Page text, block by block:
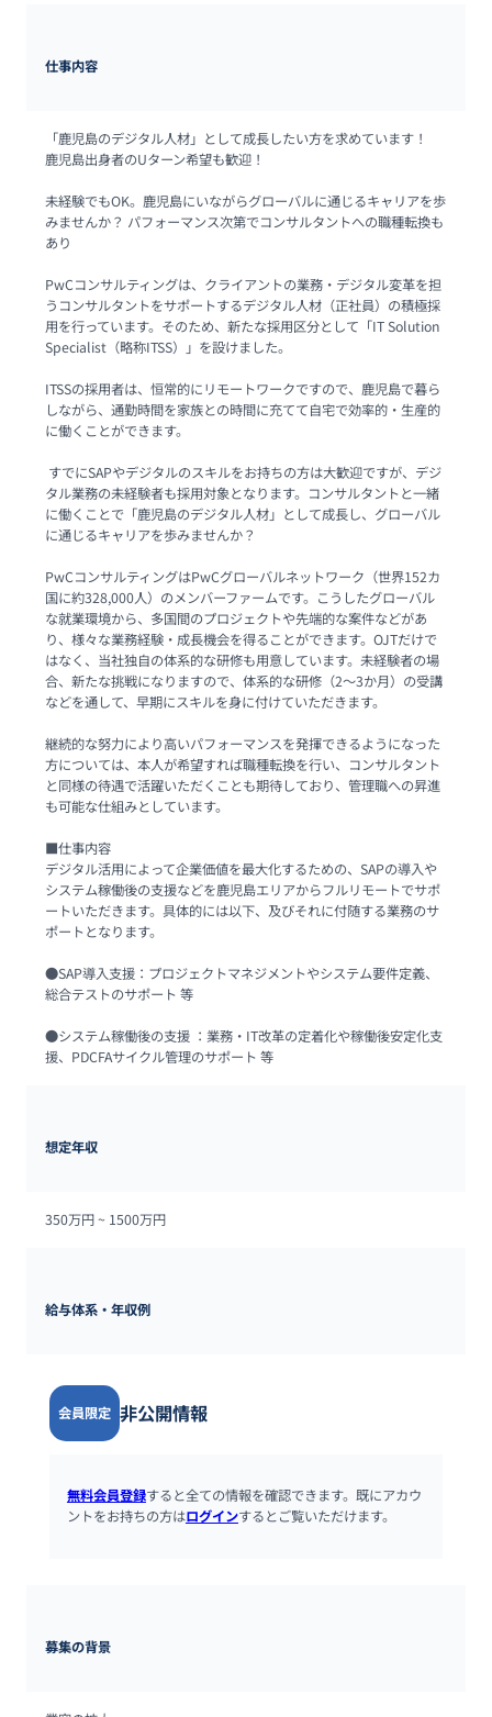
仕事内容
「鹿児島のデジタル人材」として成長したい方を求めています！
鹿児島出身者のUターン希望も歓迎！
未経験でもOK。鹿児島にいながらグローバルに通じるキャリアを歩
みませんか？ パフォーマンス次第でコンサルタントへの職種転換も
あり
PwCコンサルティングは、クライアントの業務・デジタル変革を担
うコンサルタントをサポートするデジタル人材（正社員）の積極採
用を行っています。そのため、新たな採用区分として「IT Solution
Specialist（略称ITSS）」を設けました。
ITSSの採用者は、恒常的にリモートワークですので、鹿児島で暮ら
しながら、通勤時間を家族との時間に充てて自宅で効率的・生産的
に働くことができます。
タル業務の未経験者も採用対象となります。コンサルタントと一緒
に働くことで「鹿児島のデジタル人材」として成長し、グローバル
に通じるキャリアを歩みませんか？
PwCコンサルティングはPwCグローバルネットワーク（世界152カ
国に約328,000人）のメンバーファームです。こうしたグローバル
な就業環境から、多国間のプロジェクトや先端的な案件などがあ
り、様々な業務経験・成長機会を得ることができます。OJTだけで
はなく、当社独自の体系的な研修も用意しています。未経験者の場
合、新たな挑戦になりますので、体系的な研修（2～3か月）の受講
などを通して、早期にスキルを身に付けていただきます。
継続的な努力により高いパフォーマンスを発揮できるようになった
方については、本人が希望すれば職種転換を行い、コンサルタント
と同様の待遇で活躍いただくことも期待しており、管理職への昇進
も可能な仕組みとしています。
■仕事内容
デジタル活用によって企業価値を最大化するための、SAPの導入や
システム稼働後の支援などを鹿児島エリアからフルリモートでサポ
ートいただきます。具体的には以下、及びそれに付随する業務のサ
ポートとなります。
●SAP導入支援：プロジェクトマネジメントやシステム要件定義、
総合テストのサポート 等
●システム稼働後の支援 ：業務・IT改革の定着化や稼働後安定化支
援、PDCFAサイクル管理のサポート 等
想定年収
350万円 ~ 1500万円
給与体系・年収例
会員限定 非公開情報
無料会員登録すると全ての情報を確認できます。既にアカウ
ントをお持ちの方はログインするとご覧いただけます。
募集の背景